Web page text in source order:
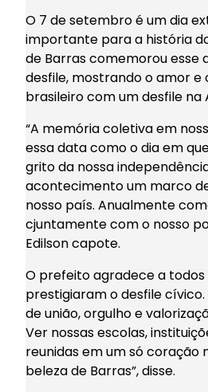
O 7 de setembro é um dia
importante para a história
de Barras comemorou esse
desfile, mostrando o amor e
brasileiro com um desfile na
“A memória coletiva em
essa data como o dia em
grito da nossa
acontecimento um marco
nosso país. Anualmente
cjuntamente com o nosso
Edilson capote.
O prefeito agradece a
prestigiaram o desfile
de união, orgulho e
Ver nossas escolas,
reunidas em um só coração
beleza de Barras”, disse.